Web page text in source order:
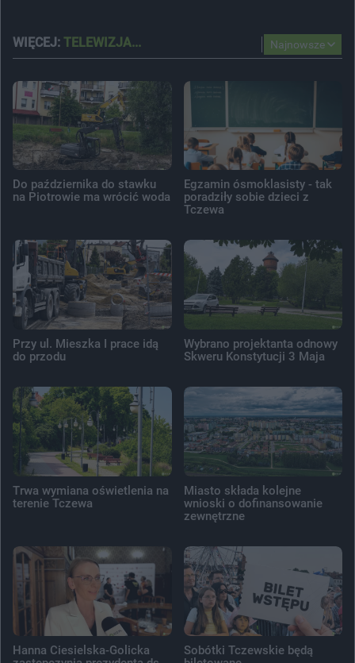
Najnowsze
WIĘCEJ: TELEWIZJA...
Do października do stawku
na Piotrowie ma wrócić woda
Egzamin ósmoklasisty - tak
poradziły sobie dzieci z
Tczewa
Przy ul. Mieszka I prace idą
do przodu
Wybrano projektanta odnowy
Skweru Konstytucji 3 Maja
Trwa wymiana oświetlenia na
terenie Tczewa
Miasto składa kolejne
wnioski o dofinansowanie
zewnętrzne
Hanna Ciesielska-Golicka
Sobótki Tczewskie będą